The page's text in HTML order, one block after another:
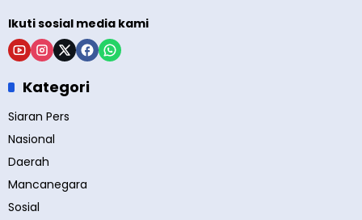
Ikuti sosial media kami
Kategori
Siaran Pers
Nasional
Daerah
Mancanegara
Sosial